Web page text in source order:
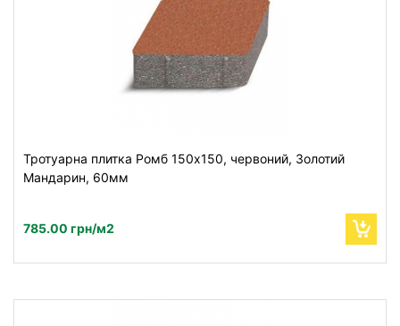
Тротуарна плитка Ромб 150х150, червоний, Золотий
Мандарин, 60мм
785.00 грн/м2